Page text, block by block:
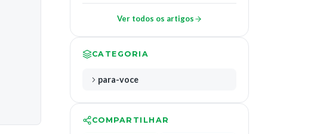
Ver todos os artigos
CATEGORIA
para-voce
COMPARTILHAR